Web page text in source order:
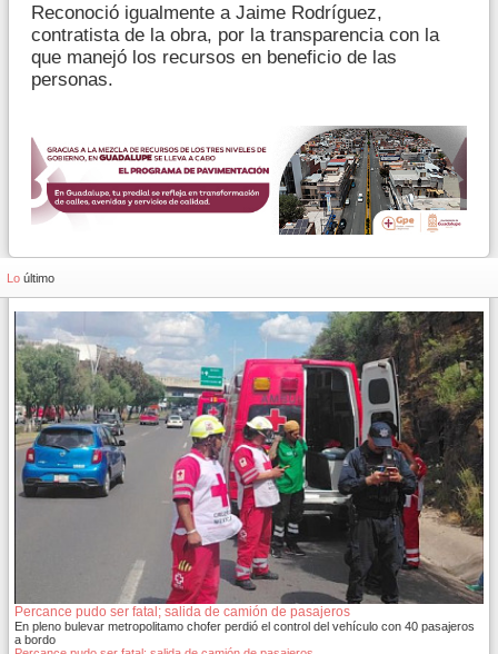
Reconoció igualmente a Jaime Rodríguez,
contratista de la obra, por la transparencia con la
que manejó los recursos en beneficio de las
personas.
Lo último
Percance pudo ser fatal; salida de camión de pasajeros
En pleno bulevar metropolitamo chofer perdió el control del vehículo con 40 pasajeros
a bordo